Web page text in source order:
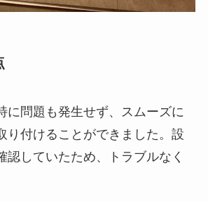
に問題も発生せず、スムーズに
り付けることができました。設
認していたため、トラブルなく